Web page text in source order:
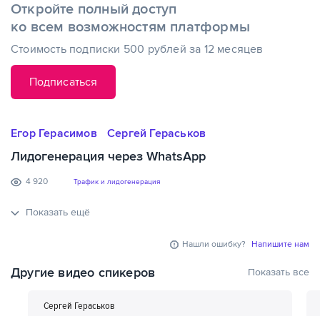
Егор Герасимов Сергей Гераськов
Лидогенерация через WhatsApp
4 920 Трафик и лидогенерация
Показать ещё
Откройте полный доступ
ко всем возможностям платформы
Стоимость подписки 500 рублей за 12 месяцев
Подписаться
Нашли ошибку? Напишите нам
Другие видео спикеров Показать все
Сергей Гераськов